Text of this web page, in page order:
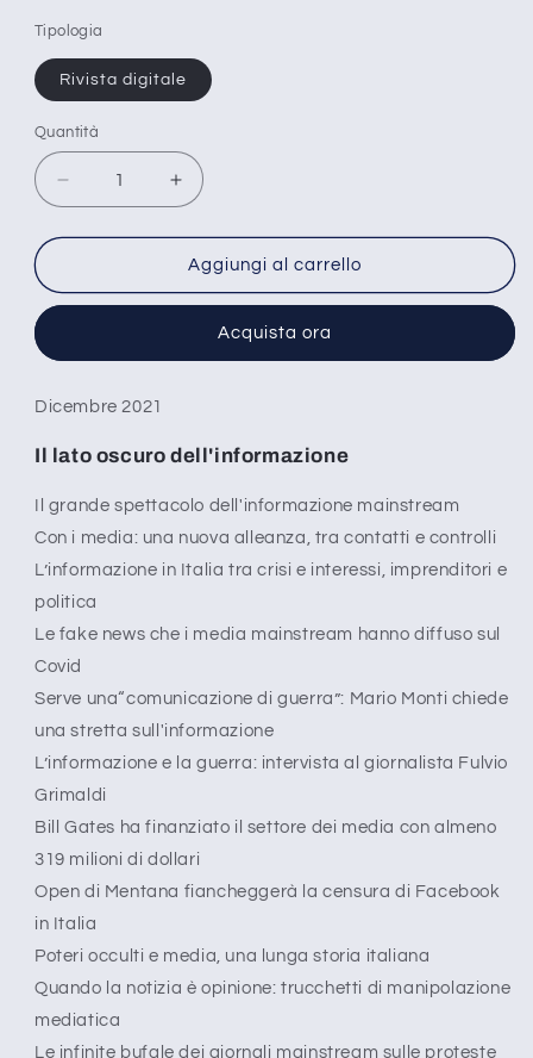
Tipologia
Rivista digitale
Quantità
Diminuisci
quantità
per
media
5
Aumenta
quantità
per
Inside
media
5
Aggiungi al carrello
Acquista ora
Dicembre 2021
Il lato oscuro dell'informazione
Il grande spettacolo dell'informazione mainstream
Con i media: una nuova alleanza, tra contatti e controlli
L’informazione in Italia tra crisi e interessi, imprenditori e
politica
Le fake news che i media mainstream hanno diffuso sul
Covid
Serve una“comunicazione di guerra”: Mario Monti chiede
una stretta sull'informazione
L’informazione e la guerra: intervista al giornalista Fulvio
Grimaldi
Bill Gates ha finanziato il settore dei media con almeno
319 milioni di dollari
Open di Mentana fiancheggerà la censura di Facebook
in Italia
Poteri occulti e media, una lunga storia italiana
Quando la notizia è opinione: trucchetti di manipolazione
mediatica
Le infinite bufale dei giornali mainstream sulle proteste